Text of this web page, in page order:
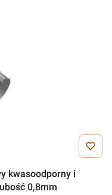
kwasoodporny i
0,8mm